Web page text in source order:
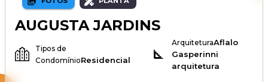
AUGUSTA JARDINS
Tipos de
CondomínioResidencial
ArquiteturaAflalo
Gasperinni
arquitetura